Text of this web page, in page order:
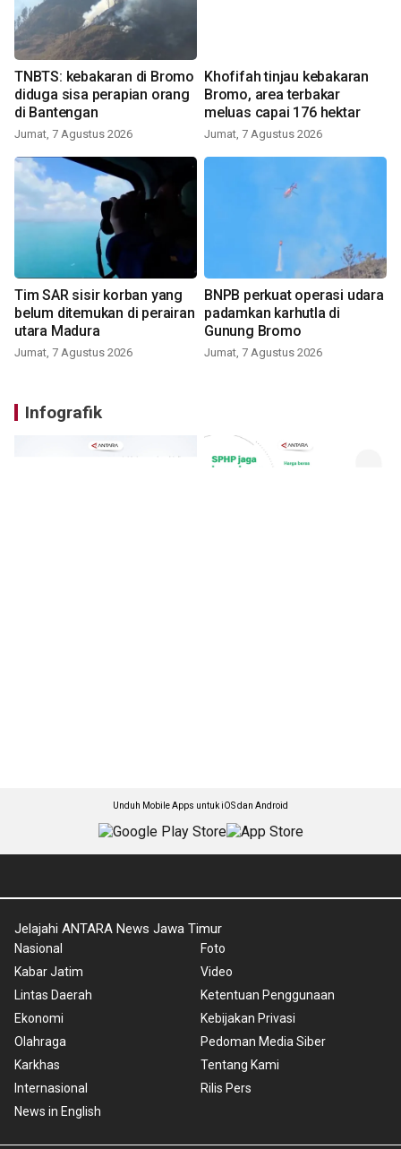
TNBTS: kebakaran di Bromo
diduga sisa perapian orang
di Bantengan
Jumat, 7 Agustus 2026
Khofifah tinjau kebakaran
Bromo, area terbakar
meluas capai 176 hektar
Jumat, 7 Agustus 2026
Tim SAR sisir korban yang
belum ditemukan di perairan
utara Madura
Jumat, 7 Agustus 2026
BNPB perkuat operasi udara
padamkan karhutla di
Gunung Bromo
Jumat, 7 Agustus 2026
Infografik
Unduh Mobile Apps untuk iOS dan Android
Jelajahi ANTARA News Jawa Timur
Nasional
Kabar Jatim
Lintas Daerah
Ekonomi
Olahraga
Karkhas
Internasional
News in English
Foto
Video
Ketentuan Penggunaan
Kebijakan Privasi
Pedoman Media Siber
Tentang Kami
Rilis Pers